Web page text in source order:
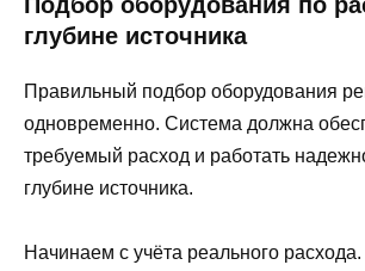
глубине источника
Правильный подбор оборудования
одновременно. Система должна
требуемый расход и работать
глубине источника.
Начинаем с учёта реального